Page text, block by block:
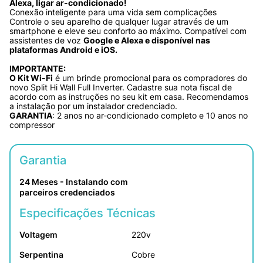
Alexa, ligar ar-condicionado!
Conexão inteligente para uma vida sem complicações
Controle o seu aparelho de qualquer lugar através de um
smartphone e eleve seu conforto ao máximo. Compatível com
assistentes de voz Google e Alexa e disponível nas
plataformas Android e iOS.
IMPORTANTE:
O Kit Wi-Fi é um brinde promocional para os compradores do
novo Split Hi Wall Full Inverter. Cadastre sua nota fiscal de
acordo com as instruções no seu kit em casa. Recomendamos
a instalação por um instalador credenciado.
GARANTIA: 2 anos no ar-condicionado completo e 10 anos no
compressor
Garantia
24 Meses - Instalando com
parceiros credenciados
Especificações Técnicas
Voltagem
220v
Serpentina
Cobre